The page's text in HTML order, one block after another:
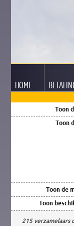
HOME
Toon
Toon
Toon de
Toon
215 verzamelaars